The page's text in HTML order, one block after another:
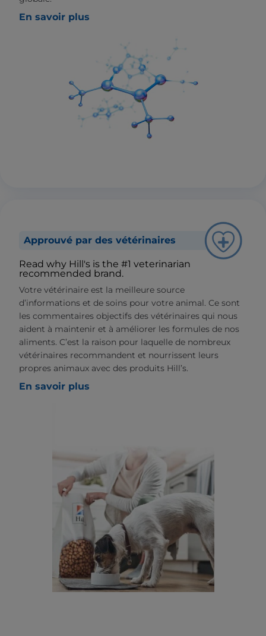
En savoir plus
Approuvé par des vétérinaires
Read why Hill's is the #1 veterinarian
recommended brand.
Votre vétérinaire est la meilleure source
d’informations et de soins pour votre animal. Ce sont
les commentaires objectifs des vétérinaires qui nous
aident à maintenir et à améliorer les formules de nos
aliments. C’est la raison pour laquelle de nombreux
vétérinaires recommandent et nourrissent leurs
propres animaux avec des produits Hill’s.
En savoir plus